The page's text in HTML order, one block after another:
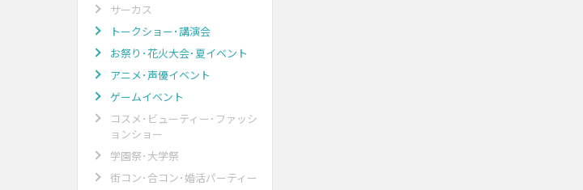
サーカス
トークショー･講演会
お祭り･花火大会･夏イベント
アニメ･声優イベント
ゲームイベント
コスメ･ビューティー･ファッシ
ョンショー
学園祭･大学祭
街コン･合コン･婚活パーティー